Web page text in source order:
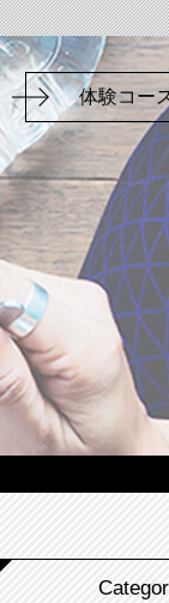
体験コ